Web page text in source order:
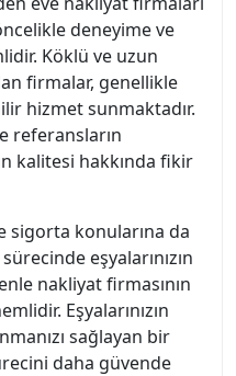
deneyime ve
Köklü ve uzun
firmalar, genellikle
hizmet sunmaktadır.
referansların
kalitesi hakkında fikir
sigorta konularına da
eşyalarınızın
nakliyat firmasının
Eşyalarınızın
sağlayan bir
daha güvende